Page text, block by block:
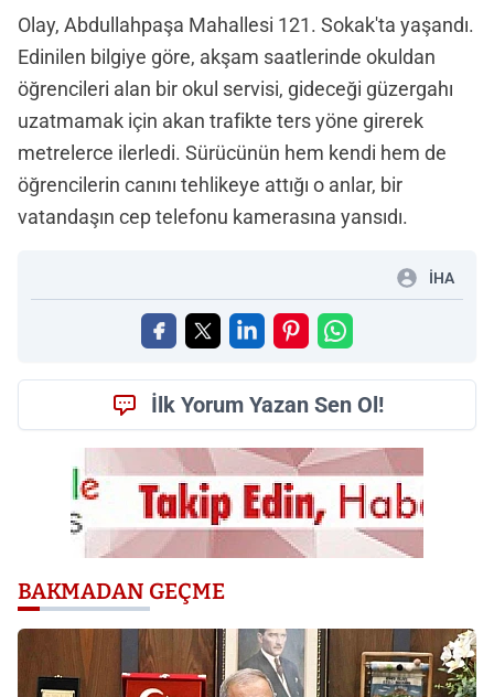
Olay, Abdullahpaşa Mahallesi 121. Sokak'ta yaşandı.
Edinilen bilgiye göre, akşam saatlerinde okuldan
öğrencileri alan bir okul servisi, gideceği güzergahı
uzatmamak için akan trafikte ters yöne girerek
metrelerce ilerledi. Sürücünün hem kendi hem de
öğrencilerin canını tehlikeye attığı o anlar, bir
vatandaşın cep telefonu kamerasına yansıdı.
İHA
İlk Yorum Yazan Sen Ol!
BAKMADAN GEÇME